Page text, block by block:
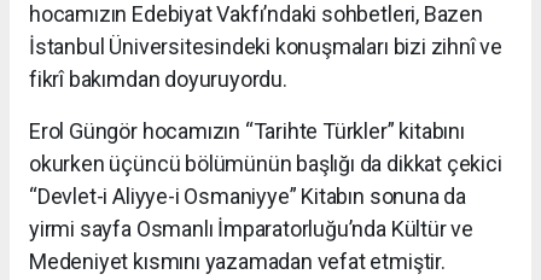
hocamızın Edebiyat Vakfı’ndaki sohbetleri, Bazen
İstanbul Üniversitesindeki konuşmaları bizi zihnî ve
fikrî bakımdan doyuruyordu.
Erol Güngör hocamızın “Tarihte Türkler” kitabını
okurken üçüncü bölümünün başlığı da dikkat çekici
“Devlet-i Aliyye-i Osmaniyye” Kitabın sonuna da
yirmi sayfa Osmanlı İmparatorluğu’nda Kültür ve
Medeniyet kısmını yazamadan vefat etmiştir.